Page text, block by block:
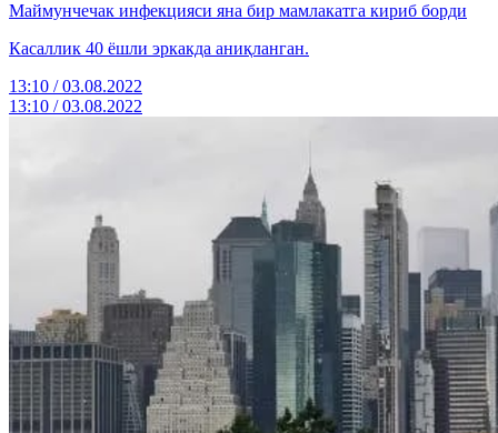
Маймунчечак инфекцияси яна бир мамлакатга кириб борди
Касаллик 40 ёшли эркакда аниқланган.
13:10 / 03.08.2022
13:10 / 03.08.2022